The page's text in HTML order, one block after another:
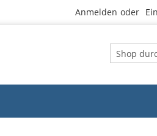
Anmelden
Suche